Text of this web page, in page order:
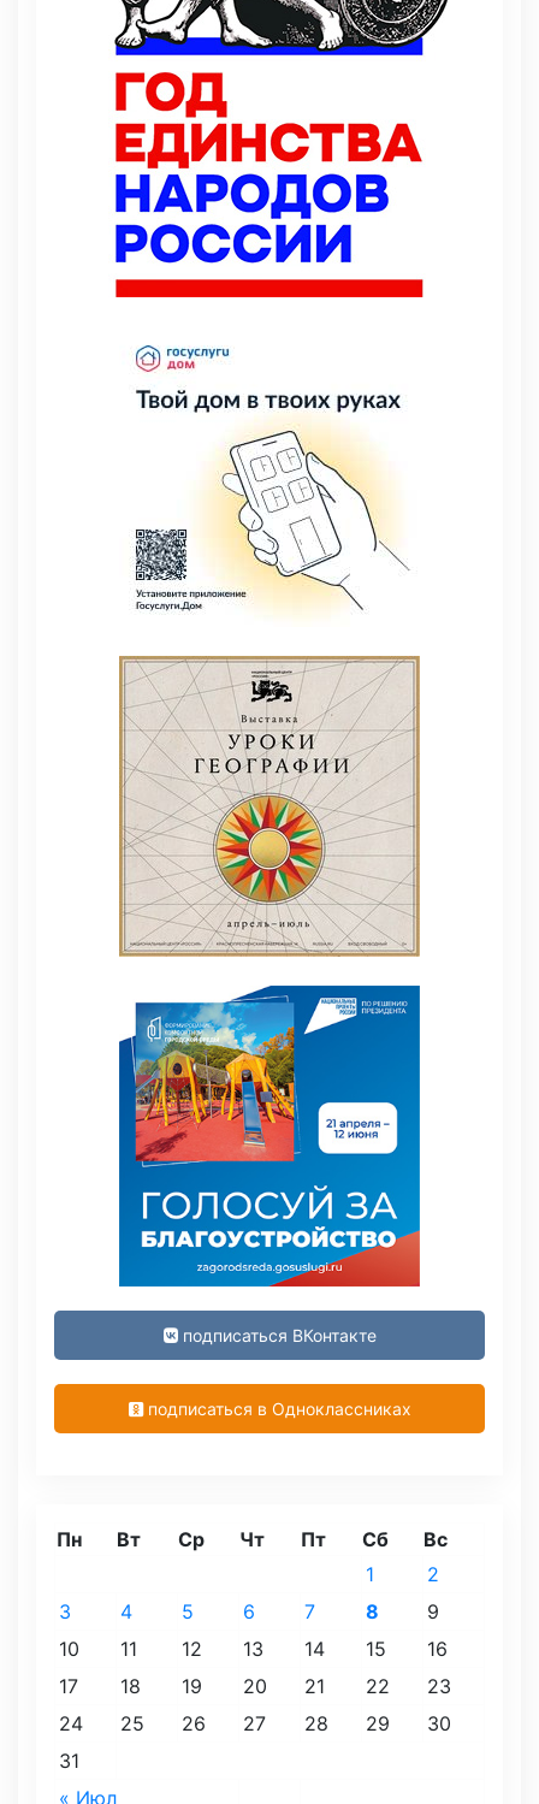
подписаться ВКонтакте
подписаться в Одноклассниках
Пн Вт Ср Чт Пт Сб Вс
« Июл
1
2
3
4 5 6 7 8
9
10
11 12 13 14 15
16
17
18 19 20 21 22
23
24
25 26 27 28 29
30
31